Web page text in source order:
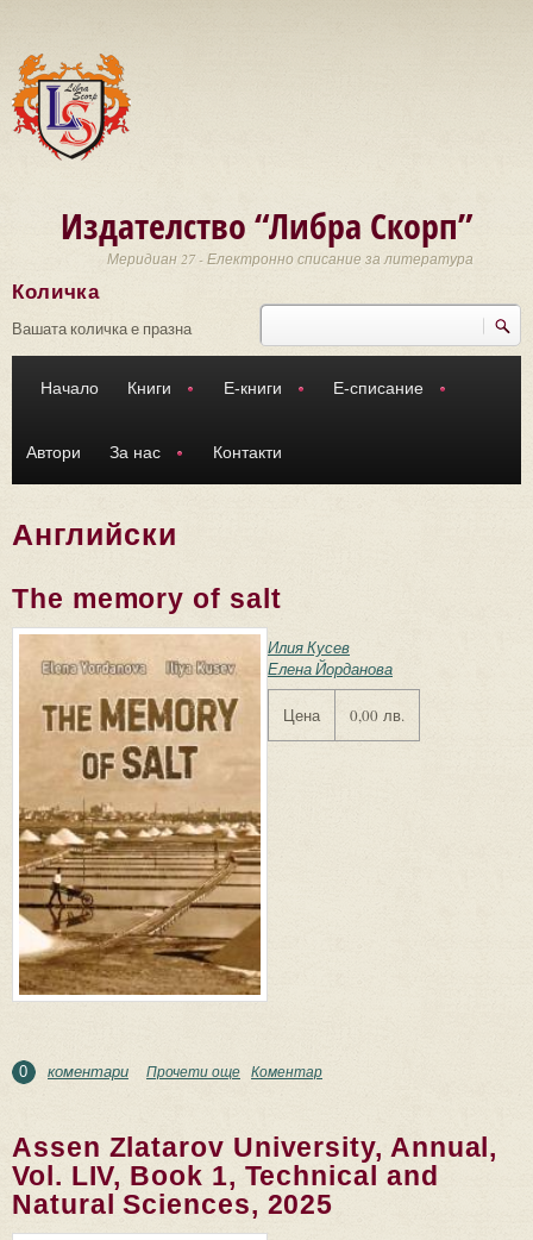
Издателство “Либра Скорп”
Меридиан 27 - Електронно списание за литература
Търси
Количка
Вашата количка е празна
Начало Книги Е-книги Е-списание
Автори За нас Контакти
Английски
The memory of salt
Илия Кусев
Елена Йорданова
Цена 0,00 лв.
0 коментари Прочети още about The memory of salt
Коментар
Assen Zlatarov University, Annual,
Vol. LIV, Book 1, Technical and
Natural Sciences, 2025